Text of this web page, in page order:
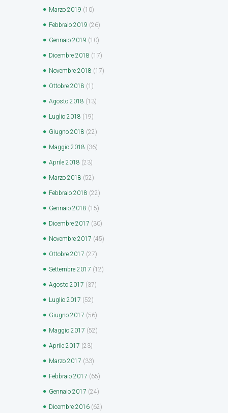
Marzo 2019 (10)
Febbraio 2019 (26)
Gennaio 2019 (10)
Dicembre 2018 (17)
Novembre 2018 (17)
Ottobre 2018 (1)
Agosto 2018 (13)
Luglio 2018 (19)
Giugno 2018 (22)
Maggio 2018 (36)
Aprile 2018 (23)
Marzo 2018 (52)
Febbraio 2018 (22)
Gennaio 2018 (15)
Dicembre 2017 (30)
Novembre 2017 (45)
Ottobre 2017 (27)
Settembre 2017 (12)
Agosto 2017 (37)
Luglio 2017 (52)
Giugno 2017 (56)
Maggio 2017 (52)
Aprile 2017 (23)
Marzo 2017 (33)
Febbraio 2017 (65)
Gennaio 2017 (24)
Dicembre 2016 (62)